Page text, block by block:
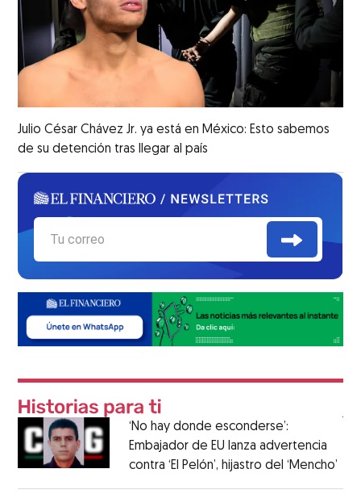
Julio César Chávez Jr. ya está en México: Esto sabemos
de su detención tras llegar al país
‘No hay donde esconderse’:
Embajador de EU lanza advertencia
contra ‘El Pelón’, hijastro del ‘Mencho’